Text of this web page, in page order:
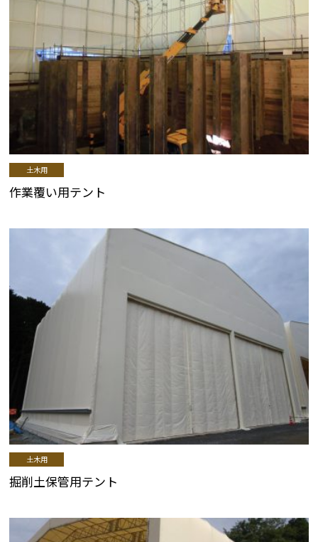
土木用
作業覆い用テント
土木用
掘削土保管用テント